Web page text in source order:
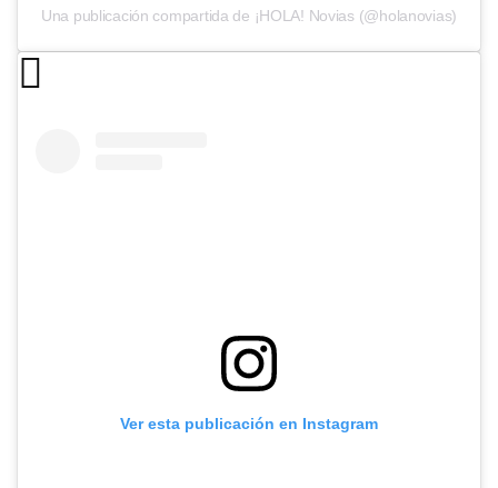
Una publicación compartida de ¡HOLA! Novias (@holanovias)
Ver esta publicación en Instagram